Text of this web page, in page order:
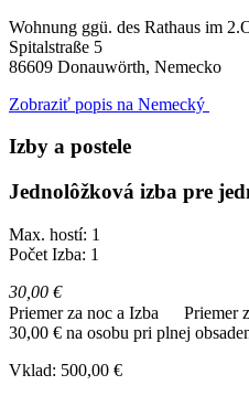
Wohnung ggü. des Rathaus im
Spitalstraße 5
86609 Donauwörth, Nemecko
Zobraziť popis na Nemecký
Izby a postele
Jednolôžková izba pre
Max. hostí: 1
Počet Izba: 1
30,00 €
Priemer za noc a Izba
Priemer
30,00 € na osobu pri plnej
Vklad: 500,00 €